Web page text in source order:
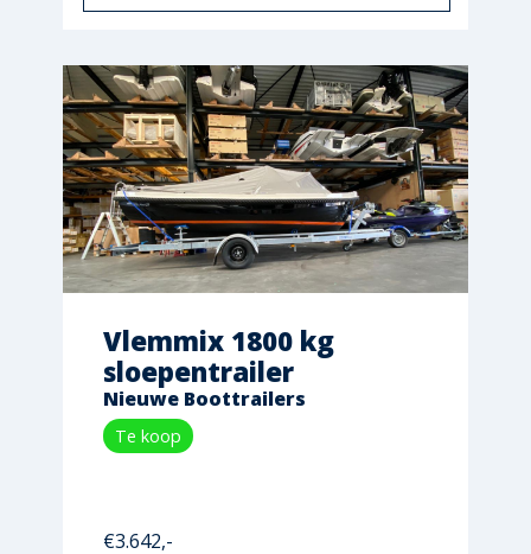
Vlemmix 1800 kg
sloepentrailer
Nieuwe Boottrailers
Te koop
€3.642,-